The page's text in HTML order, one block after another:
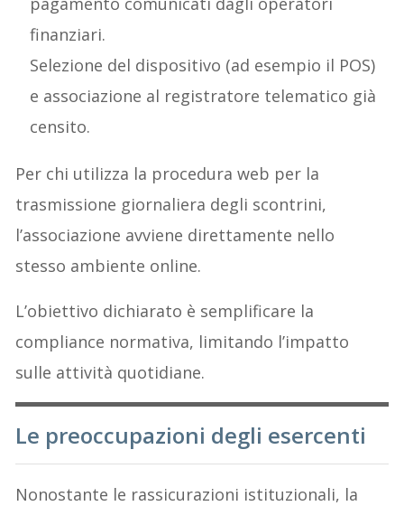
finanziari.
Selezione del dispositivo (ad esempio il POS)
e associazione al registratore telematico già
censito.
Per chi utilizza la procedura web per la
trasmissione giornaliera degli scontrini,
l’associazione avviene direttamente nello
stesso ambiente online.
L’obiettivo dichiarato è semplificare la
compliance normativa, limitando l’impatto
sulle attività quotidiane.
Le preoccupazioni degli esercenti
Nonostante le rassicurazioni istituzionali, la